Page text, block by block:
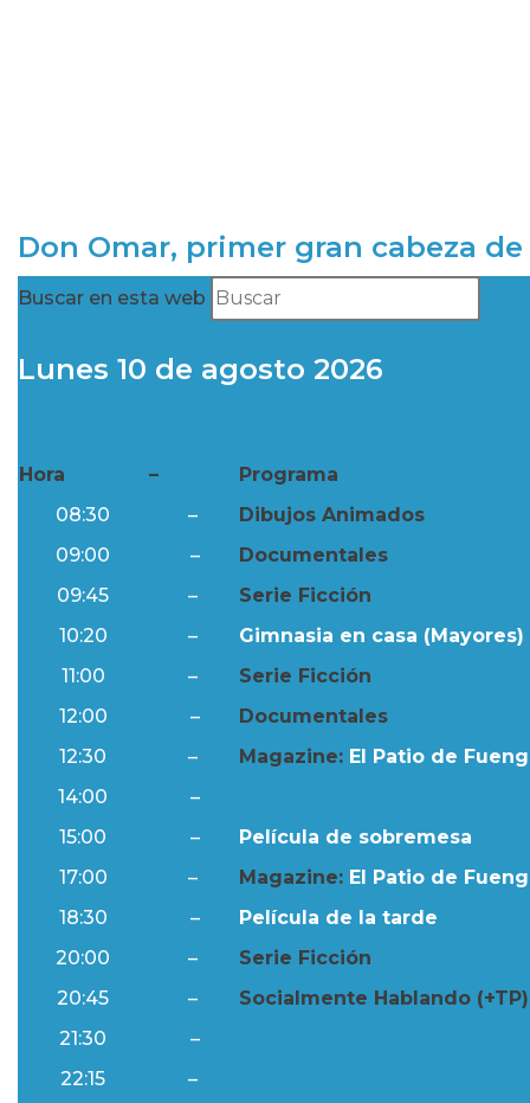
Don Omar, primer gran cabeza
Buscar en esta web
Lunes 10 de agosto 2026
Hora –
Programa
08:30
–
Dibujos Animados
09:00
–
Documentales
09:45
–
Serie Ficción
10:20
–
Gimnasia en casa (Mayores)
11:00
–
Serie Ficción
12:00
–
Documentales
12:30
– Magazine: El Patio de
14:00
–
15:00
–
Película de sobremesa
17:00
– Magazine: El Patio de
18:30
–
Película de la tarde
20:00
–
Serie Ficción
20:45
–
Socialmente Hablando (+TP)
21:30
–
22:15
–